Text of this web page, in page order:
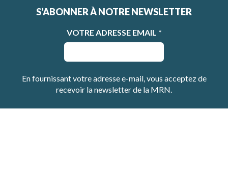
S’ABONNER À NOTRE NEWSLETTER
VOTRE ADRESSE EMAIL *
En fournissant votre adresse e-mail, vous acceptez de
recevoir la newsletter de la MRN.